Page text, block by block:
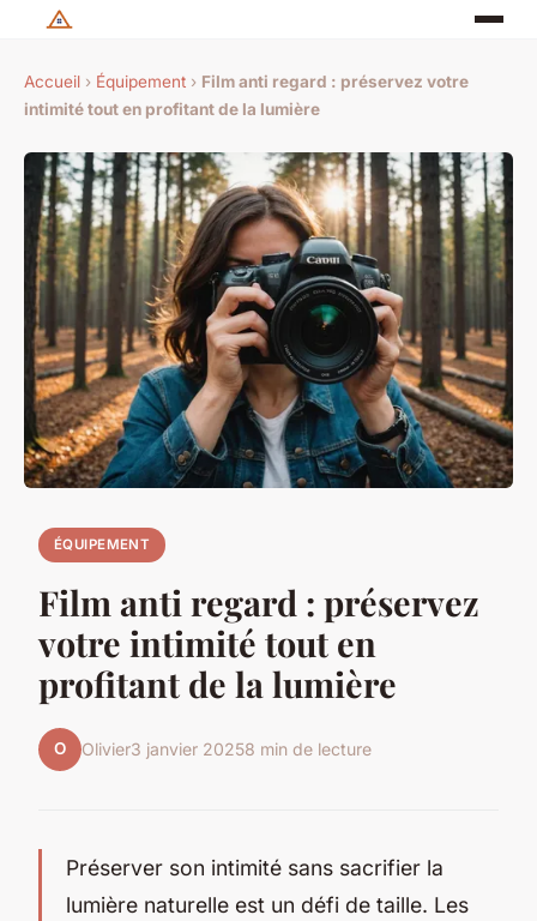
Accueil › Équipement › Film anti regard : préservez votre
intimité tout en profitant de la lumière
ÉQUIPEMENT
Film anti regard : préservez
votre intimité tout en
profitant de la lumière
O Olivier3 janvier 20258 min de lecture
Préserver son intimité sans sacrifier la
lumière naturelle est un défi de taille. Les